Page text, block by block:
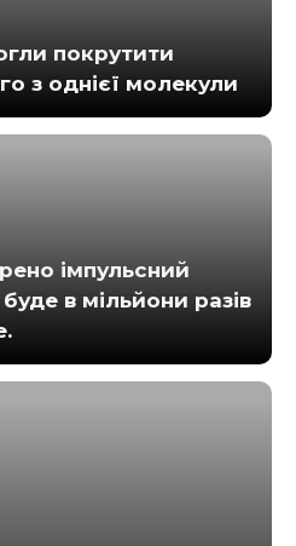
покрутити
з однієї молекули
імпульсний
в мільйони разів